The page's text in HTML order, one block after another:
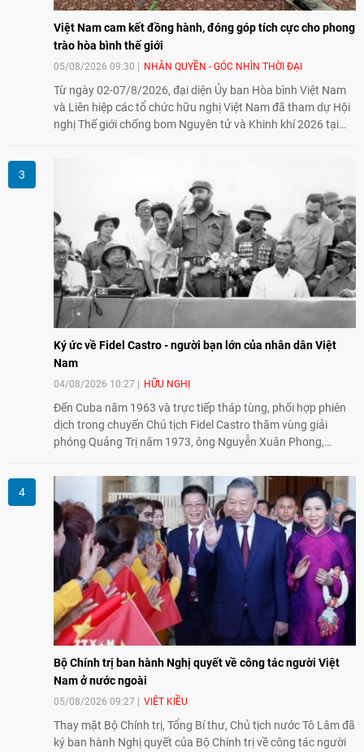
Việt Nam cam kết đồng hành, đóng góp tích cực cho phong
trào hòa bình thế giới
05/08/2026 09:30 NHÂN QUYỀN - GÓC NHÌN THỜI ĐẠI
Từ ngày 02-07/8/2026, đại diện Ủy ban Hòa bình Việt Nam
và Liên hiệp các tổ chức hữu nghị Việt Nam đã tham dự Hội
nghị Thế giới chống bom Nguyên tử và Khinh khí 2026 tại
Ký ức về Fidel Castro - người bạn lớn của nhân dân Việt
Nam
04/08/2026 10:27 HỮU NGHỊ
Đến Cuba năm 1963 và trực tiếp tháp tùng, phối hợp phiên
dịch trong chuyến Chủ tịch Fidel Castro thăm vùng giải
phóng Quảng Trị năm 1973, ông Nguyễn Xuân Phong,
hình ảnh không phai về người bạn lớn thủy chung, tận tụy
của nhân dân Việt Nam.
Bộ Chính trị ban hành Nghị quyết về công tác người Việt
Nam ở nước ngoài
05/08/2026 09:27 VIỆT KIỀU
Thay mặt Bộ Chính trị, Tổng Bí thư, Chủ tịch nước Tô Lâm đã
ký ban hành Nghị quyết của Bộ Chính trị về công tác người